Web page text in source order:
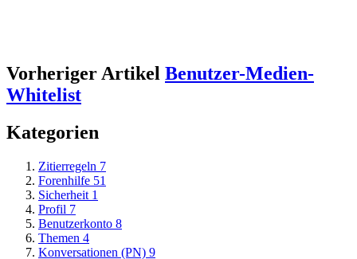
Vorheriger Artikel Benutzer-Medien-
Whitelist
Kategorien
Zitierregeln 7
Forenhilfe 51
Sicherheit 1
Profil 7
Benutzerkonto 8
Themen 4
Konversationen (PN) 9